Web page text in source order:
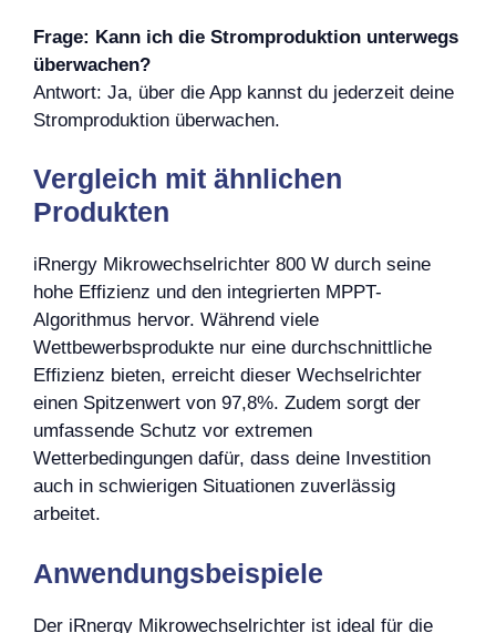
Frage: Kann ich die Stromproduktion unterwegs
überwachen?
Antwort: Ja, über die App kannst du jederzeit deine
Stromproduktion überwachen.
Vergleich mit ähnlichen
Produkten
iRnergy Mikrowechselrichter 800 W durch seine
hohe Effizienz und den integrierten MPPT-
Algorithmus hervor. Während viele
Wettbewerbsprodukte nur eine durchschnittliche
Effizienz bieten, erreicht dieser Wechselrichter
einen Spitzenwert von 97,8%. Zudem sorgt der
umfassende Schutz vor extremen
Wetterbedingungen dafür, dass deine Investition
auch in schwierigen Situationen zuverlässig
arbeitet.
Anwendungsbeispiele
Der iRnergy Mikrowechselrichter ist ideal für die